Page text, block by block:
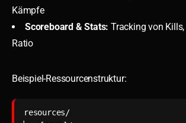
Kämpfe
Scoreboard & Stats: Tracking von
Ratio
Beispiel-Ressourcenstruktur:
resources/